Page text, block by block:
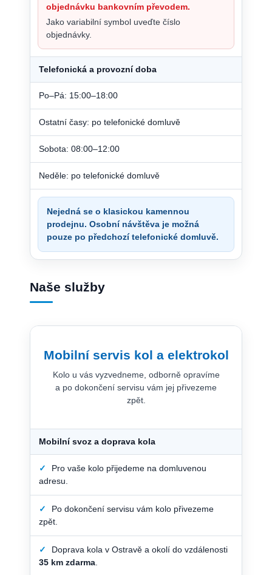
objednávku bankovním převodem.
Jako variabilní symbol uveďte číslo
objednávky.
Telefonická a provozní doba
Po–Pá: 15:00–18:00
Ostatní časy: po telefonické domluvě
Sobota: 08:00–12:00
Neděle: po telefonické domluvě
Nejedná se o klasickou kamennou
prodejnu. Osobní návštěva je možná
pouze po předchozí telefonické domluvě.
Naše služby
Mobilní servis kol a elektrokol
Kolo u vás vyzvedneme, odborně opravíme
a po dokončení servisu vám jej přivezeme
zpět.
Mobilní svoz a doprava kola
✓
Pro vaše kolo přijedeme na domluvenou
adresu.
✓
Po dokončení servisu vám kolo přivezeme
zpět.
✓
Doprava kola v Ostravě a okolí do vzdálenosti
35 km zdarma